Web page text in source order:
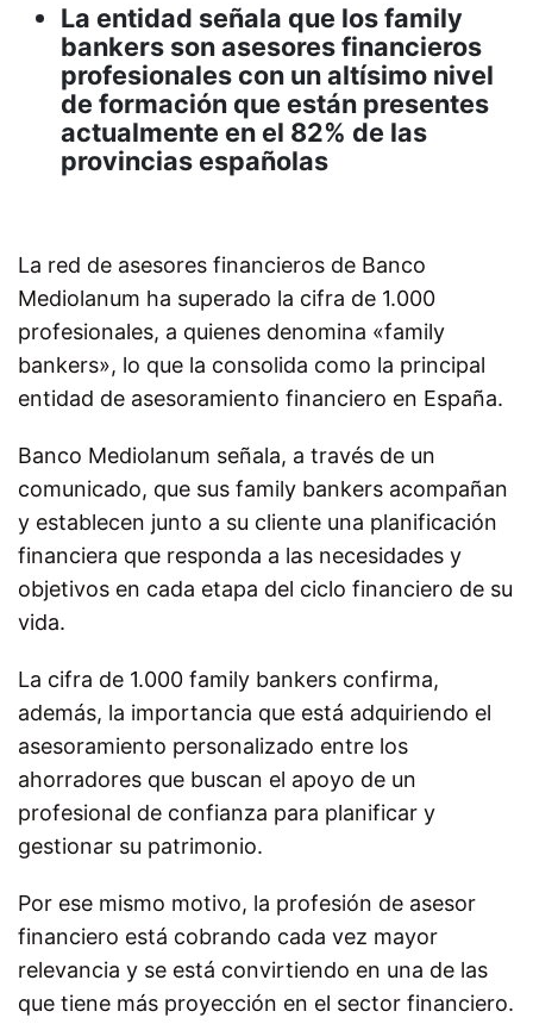
La entidad señala que los family
bankers son asesores financieros
profesionales con un altísimo nivel
de formación que están presentes
actualmente en el 82% de las
provincias españolas
La red de asesores financieros de Banco
Mediolanum ha superado la cifra de 1.000
profesionales, a quienes denomina «family
bankers», lo que la consolida como la principal
entidad de asesoramiento financiero en España.
Banco Mediolanum señala, a través de un
comunicado, que sus family bankers acompañan
y establecen junto a su cliente una planificación
financiera que responda a las necesidades y
objetivos en cada etapa del ciclo financiero de su
vida.
La cifra de 1.000 family bankers confirma,
además, la importancia que está adquiriendo el
asesoramiento personalizado entre los
ahorradores que buscan el apoyo de un
profesional de confianza para planificar y
gestionar su patrimonio.
Por ese mismo motivo, la profesión de asesor
financiero está cobrando cada vez mayor
relevancia y se está convirtiendo en una de las
que tiene más proyección en el sector financiero.